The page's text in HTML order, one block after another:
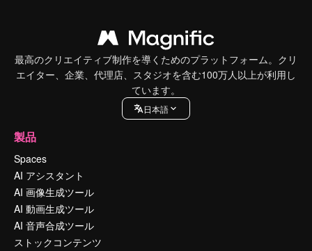
最高のクリエイティブ制作を導くためのプラットフォーム。クリ
エイター、企業、代理店、スタジオを含む100万人以上が利用し
ています。
日本語
製品
Spaces
AI アシスタント
AI 画像生成ツール
AI 動画生成ツール
AI 音声合成ツール
ストックコンテンツ